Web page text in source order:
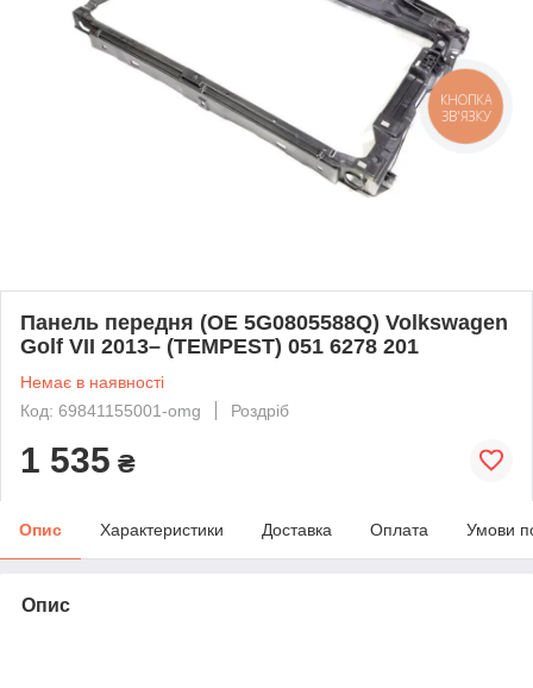
Панель передня (OE 5G0805588Q) Volkswagen
Golf VII 2013– (TEMPEST) 051 6278 201
Немає в наявності
Код: 69841155001-omg
Роздріб
1 535 ₴
Опис Характеристики Доставка Оплата Умови
Опис
КНОПКА
ЗВ'ЯЗКУ